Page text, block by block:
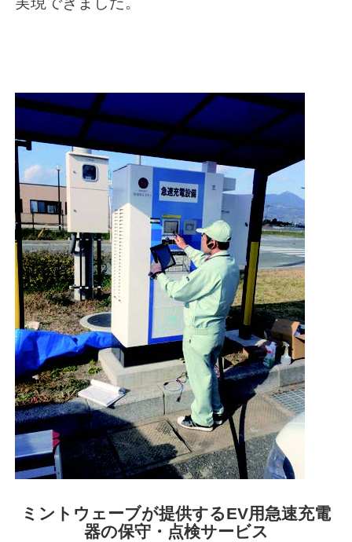
ミントウェーブが提供するEV用急速充電
器の保守・点検サービス